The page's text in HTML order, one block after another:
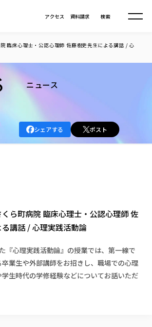
資料請求
アクセス 検索
業生数
カラー
成ガイドライン
について
正使用の防止に関する基本方針
る不正行為の防止等に関する対応
Newsletter 東北福祉大学通信」
・事業報告
学部・大学院TOP
り学部
部
ョン学科
ジメント学科
ジメント学科
ンパス
格・免許
のキャリアサポート
キャリアサポート
へ
課外活動 TOP
系サークル紹介
介
students
社会連携・研究 TOP
リア教育
院 臨床心理士・公認心理師 佐藤樹吏先生による講話 / 心
ニュース
シェアする ポスト
くら町病院 臨床心理士・公認心理師 佐
講話 / 心理実践活動論
『心理実践活動論』の授業では、第一線で
業生や外部講師をお招きし、職場での心理
生時代の学修経験などについてお話いただ